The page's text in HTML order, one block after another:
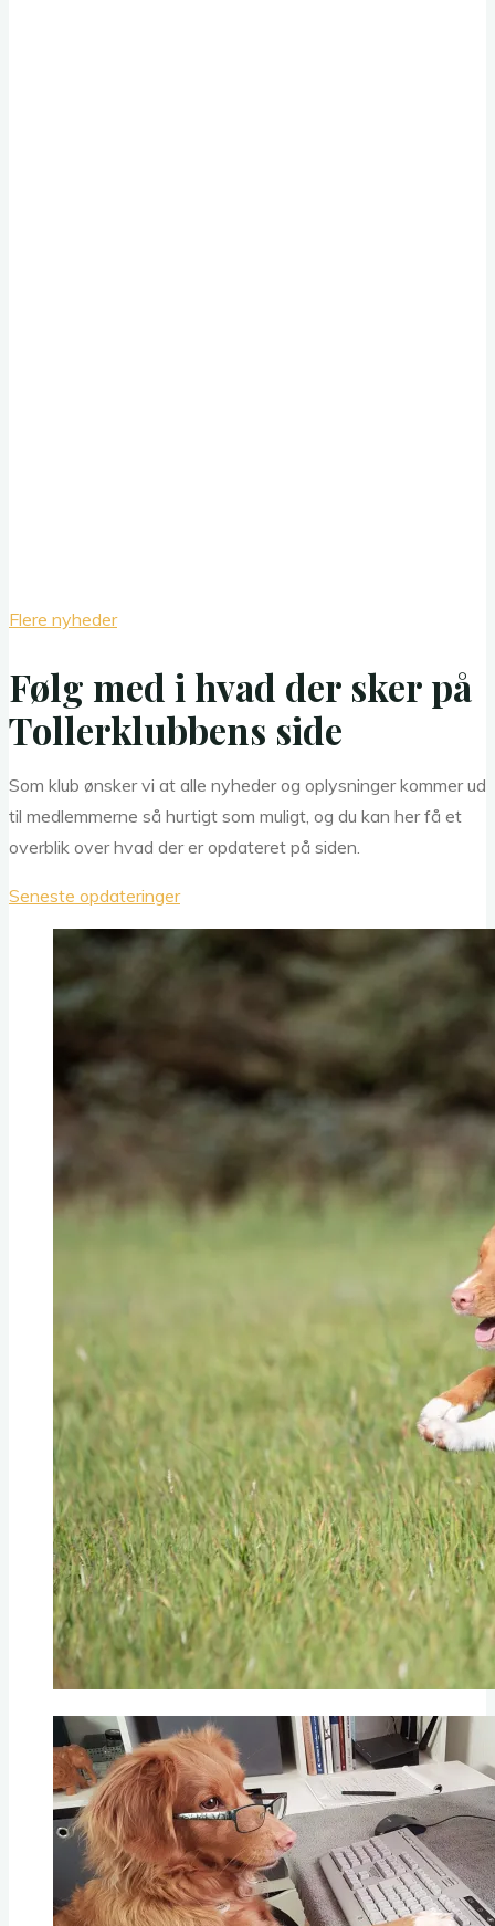
Flere nyheder
Følg med i hvad der sker på
Tollerklubbens side
Som klub ønsker vi at alle nyheder og oplysninger kommer ud
til medlemmerne så hurtigt som muligt, og du kan her få et
overblik over hvad der er opdateret på siden.
Seneste opdateringer